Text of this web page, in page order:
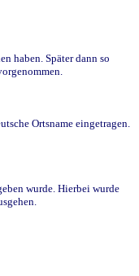
haben. Später dann so
Ortsname eingetragen.
wurde. Hierbei wurde